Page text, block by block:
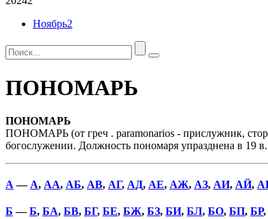
Ноябрь2
ПОНОМАРЬ
ПОНОМАРЬ
ПОНОМАРЬ (от греч . paramonarios - прислужник,
богослужении. Должность пономаря упразднена в 19 в.
А — А, АА, АБ, АВ, АГ, АД, АЕ, АЖ, АЗ, АИ, АЙ,
Б —Б, БА, БВ, БГ, БЕ, БЖ, БЗ, БИ, БЛ, БО, БП, БР,